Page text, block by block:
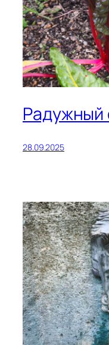
Радужный
28.09.2025